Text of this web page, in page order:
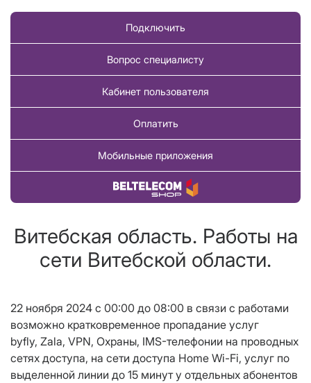
Подключить
Вопрос специалисту
Кабинет пользователя
Оплатить
Мобильные приложения
Купить товар
Витебская область. Работы на
сети Витебской области.
22 ноября 2024 с 00:00 до 08:00 в связи с работами
возможно кратковременное пропадание услуг
byfly, Zala, VPN, Охраны, IMS-телефонии на проводных
сетях доступа, на сети доступа Home Wi-Fi, услуг по
выделенной линии до 15 минут у отдельных абонентов